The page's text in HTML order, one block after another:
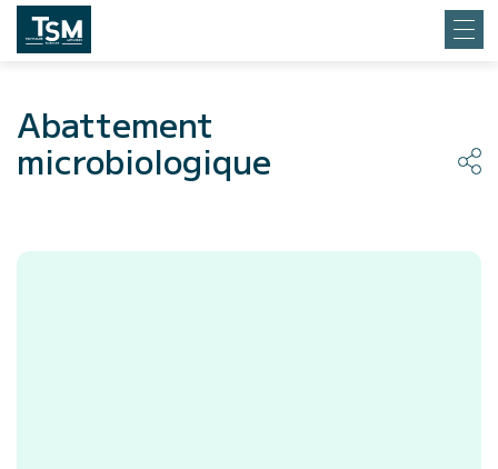
Abattement
microbiologique